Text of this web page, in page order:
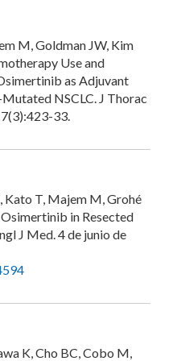
M, Goldman JW, Kim
Use and
as Adjuvant
NSCLC. J Thorac
33.
Kato T, Majem M, Grohé
in Resected
J Med. 4 de junio de
K, Cho BC, Cobo M,